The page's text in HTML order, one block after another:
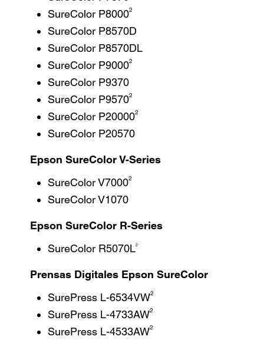
SureColor P80002
SureColor P8570D
SureColor P8570DL
SureColor P90002
SureColor P9370
SureColor P95702
SureColor P200002
SureColor P20570
Epson SureColor V-Series
SureColor V70002
SureColor V1070
Epson SureColor R-Series
SureColor R5070L2
Prensas Digitales Epson SureColor
SurePress L-6534VW2
SurePress L-4733AW2
SurePress L-4533AW2